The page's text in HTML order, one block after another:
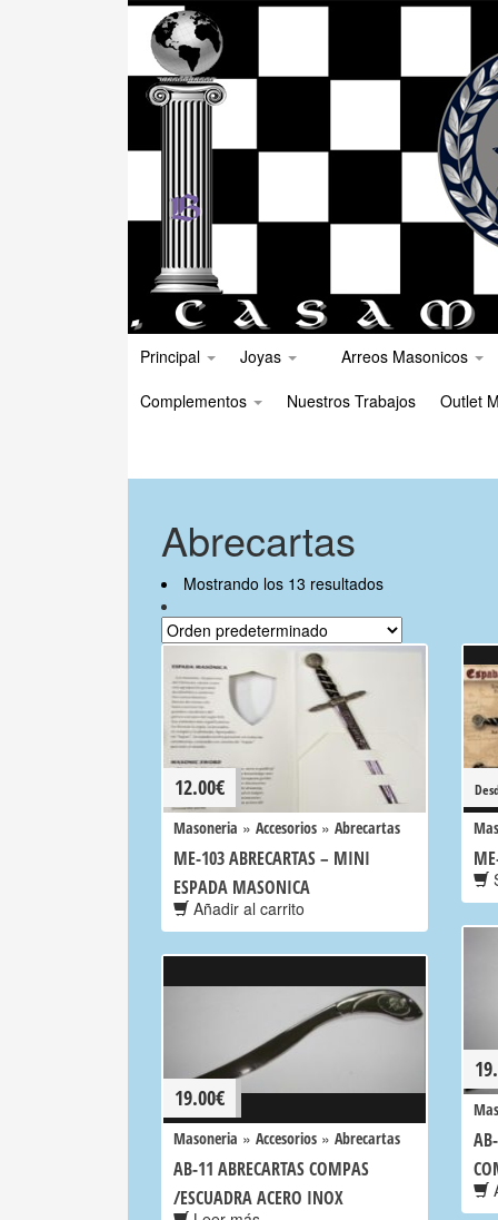
Principal Joyas
Arreos Masonicos
Complementos
Nuestros Trabajos Outlet
Abrecartas
Mostrando los 13 resultados
12.00€
Masoneria » Accesorios » Abrecartas
ME-103 ABRECARTAS – MINI
ESPADA MASONICA
Añadir al carrito
19.00€
Masoneria » Accesorios » Abrecartas
AB-11 ABRECARTAS COMPAS
/ESCUADRA ACERO INOX